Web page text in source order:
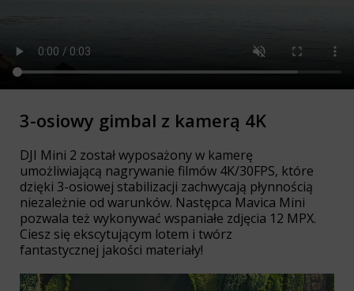
3-osiowy gimbal z kamerą 4K
DJI Mini 2 został wyposażony w kamerę
umożliwiającą nagrywanie filmów 4K/30FPS, które
dzięki 3-osiowej stabilizacji zachwycają płynnością
niezależnie od warunków. Następca Mavica Mini
pozwala też wykonywać wspaniałe zdjęcia 12 MPX.
Ciesz się ekscytującym lotem i twórz
fantastycznej jakości materiały!